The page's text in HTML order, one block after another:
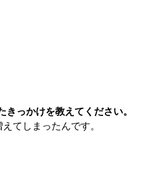
っかけを教えてください。
てしまったんです。